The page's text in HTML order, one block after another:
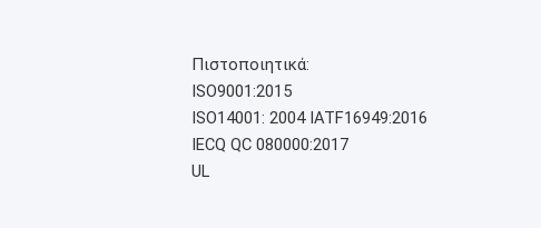
Πιστοποιητικά:
ISO9001:2015
ISO14001: 2004 IATF16949:2016
IECQ QC 080000:2017
UL